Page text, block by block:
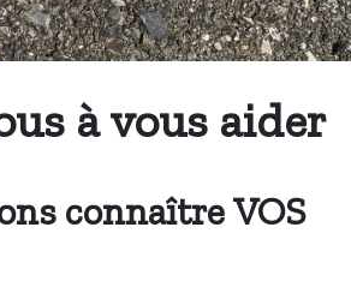
à vous aider
connaîtreVOS